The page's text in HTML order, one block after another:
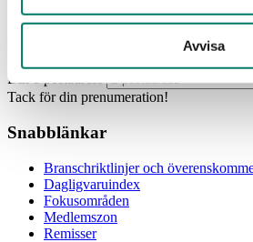
Avvisa
Din e-postadress
Tack för din prenumeration!
Snabblänkar
Branschriktlinjer och
Dagligvaruindex
Fokusområden
Medlemszon
Remisser